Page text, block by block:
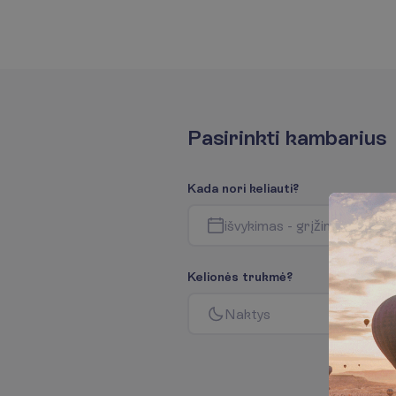
Pasirinkti kambarius
Kada nori keliauti?
išvykimas - grįžim as
Kelionės trukmė?
Naktys